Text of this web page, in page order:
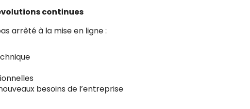
continues
arrêté à la mise en ligne :
besoins de l’entreprise